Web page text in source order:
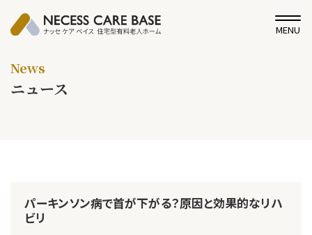
MENU
News
ニュース
パーキンソン病で首が下がる？原因と効果的なリハ
ビリ